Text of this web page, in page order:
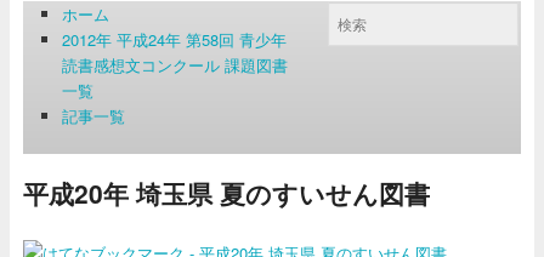
ホーム
2012年 平成24年 第58回 青少年
読書感想文コンクール 課題図書
一覧
記事一覧
平成20年 埼玉県 夏のすいせん図書